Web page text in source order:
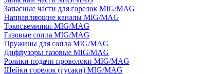
Запасные части для горелок MIG/MAG
Направляющие каналы MIG/MAG
Токосъемники MIG/MAG
Газовые сопла MIG/MAG
Пружины для сопла MIG/MAG
Диффузоры газовые MIG/MAG
Ролики подачи проволоки MIG/MAG
Шейки горелок (гусаки) MIG/MAG